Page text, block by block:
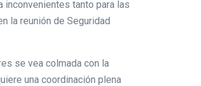
inconvenientes tanto para las
la reunión de Seguridad
se vea colmada con la
una coordinación plena